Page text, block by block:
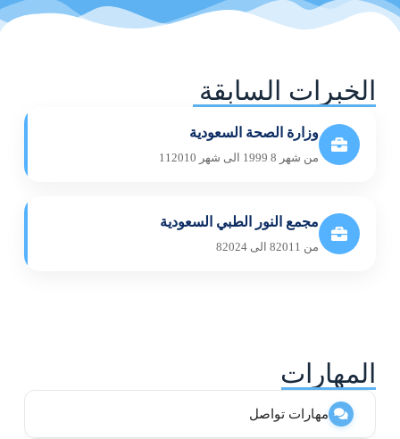
الخبرات السابقة
وزارة الصحة السعودية
من شهر 8 1999 الى شهر 112010
مجمع النور الطبي السعودية
من 82011 الى 82024
المهارات
مهارات تواصل